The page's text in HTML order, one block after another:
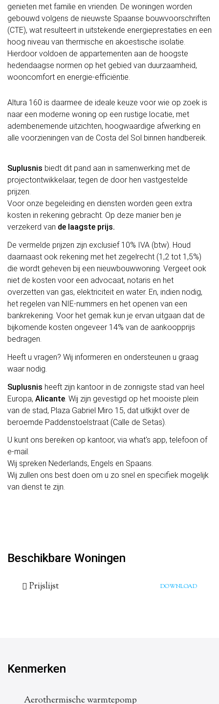
genieten met familie en vrienden. De woningen worden
gebouwd volgens de nieuwste Spaanse bouwvoorschriften
(CTE), wat resulteert in uitstekende energieprestaties en een
hoog niveau van thermische en akoestische isolatie.
Hierdoor voldoen de appartementen aan de hoogste
hedendaagse normen op het gebied van duurzaamheid,
wooncomfort en energie-efficiëntie.
Altura 160 is daarmee de ideale keuze voor wie op zoek is
naar een moderne woning op een rustige locatie, met
adembenemende uitzichten, hoogwaardige afwerking en
alle voorzieningen van de Costa del Sol binnen handbereik.
Suplusnis biedt dit pand aan in samenwerking met de
projectontwikkelaar, tegen de door hen vastgestelde
prijzen.
Voor onze begeleiding en diensten worden geen extra
kosten in rekening gebracht. Op deze manier ben je
verzekerd van de laagste prijs.
De vermelde prijzen zijn exclusief 10% IVA (btw). Houd
daarnaast ook rekening met het zegelrecht (1,2 tot 1,5%)
die wordt geheven bij een nieuwbouwwoning. Vergeet ook
niet de kosten voor een advocaat, notaris en het
overzetten van gas, elektriciteit en water. En, indien nodig,
het regelen van NIE-nummers en het openen van een
bankrekening. Voor het gemak kun je ervan uitgaan dat de
bijkomende kosten ongeveer 14% van de aankoopprijs
bedragen.
Heeft u vragen? Wij informeren en ondersteunen u graag
waar nodig.
Suplusnis heeft zijn kantoor in de zonnigste stad van heel
Europa, Alicante . Wij zijn gevestigd op het mooiste plein
van de stad, Plaza Gabriel Miro 15, dat uitkijkt over de
beroemde Paddenstoelstraat (Calle de Setas).
U kunt ons bereiken op kantoor, via what's app, telefoon of
e-mail.
Wij spreken Nederlands, Engels en Spaans.
Wij zullen ons best doen om u zo snel en specifiek mogelijk
van dienst te zijn.
Beschikbare Woningen
Prijslijst DOWNLOAD
Kenmerken
Aerothermische warmtepomp